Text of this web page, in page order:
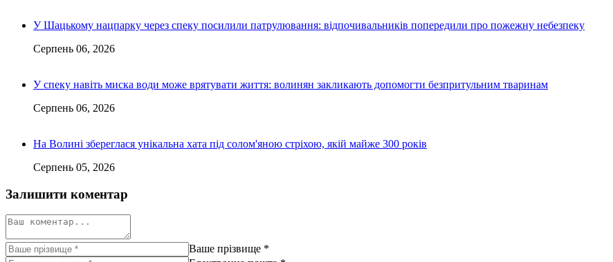
У Шацькому нацпарку через спеку посилили патрулювання: відпочивальників попередили про пожежну небезпеку
Серпень 06, 2026
У спеку навіть миска води може врятувати життя: волинян закликають допомогти безпритульним тваринам
Серпень 06, 2026
На Волині збереглася унікальна хата під солом'яною стріхою, якій майже 300 років
Серпень 05, 2026
Залишити коментар
Ваше прізвище *